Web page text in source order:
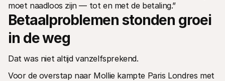
moet naadloos zijn — tot en met de betaling.”
Betaalproblemen stonden groei
in de weg
Dat was niet altijd vanzelfsprekend.
Voor de overstap naar Mollie kampte Paris Londres met